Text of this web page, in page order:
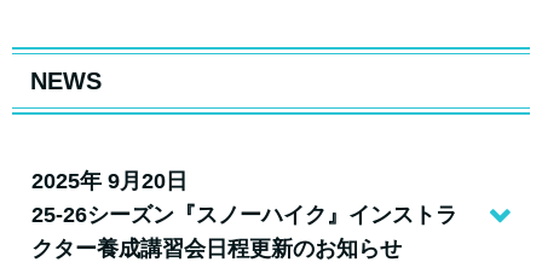
NEWS
2025年 9月20日
25-26シーズン『スノーハイク』インストラ
クター養成講習会日程更新のお知らせ